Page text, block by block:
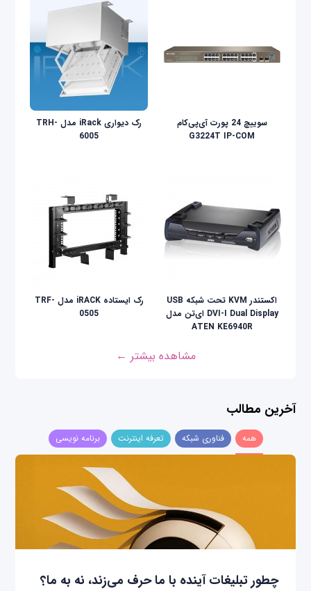
سوییچ 24 پورت آی‌پی‌کام
G3224T IP-COM
رک دیواری iRack مدل TRH-
6005
اکستندر KVM تحت شبکه USB
DVI-I Dual Display ای‌تن مدل
ATEN KE6940R
رک ایستاده iRACK مدل TRF-
0505
مشاهده بیشتر ←
آخرین مطالب
همه فناوری شبکه تعرفه اینترنت برنامه نویسی
چطور تبلیغات آینده با ما حرف می‌زند، نه به ما؟